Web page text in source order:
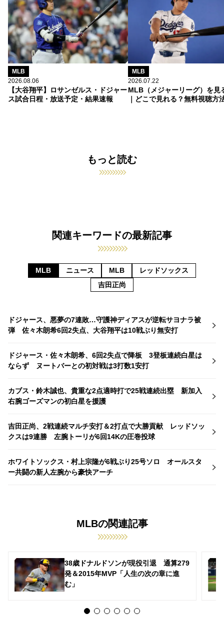
MLB
2026.08.06
【大谷翔平】ロサンゼルス・ドジャー
ス試合日程・放送予定・結果速報
MLB
2026.07.22
MLB（メジャーリーグ）を見
｜どこで見れる？無料視聴方
もっと読む
関連キーワードの最新記事
MLB ニュース MLB
レッドソックス
吉田正尚
ドジャース、悪夢の7連敗…守護神ディアスが逆転サヨナラ被
弾 佐々木朗希6回2失点、大谷翔平は10戦ぶり無安打
ドジャース・佐々木朗希、6回2失点で降板 3登板連続白星は
ならず ヌートバーとの初対戦は3打数1安打
カブス・鈴木誠也、貴重な2点適時打で25戦連続出塁 新加入
右腕ゴーズマンの初白星を援護
吉田正尚、2戦連続マルチ安打＆2打点で大勝貢献 レッドソッ
クスは9連勝 左腕トーリが6回14Kの圧巻投球
ホワイトソックス・村上宗隆が6戦ぶり25号ソロ オールスタ
ー共闘の新人左腕から豪快アーチ
MLBの関連記事
38歳ドナルドソンが現役引退 通算279
発＆2015年MVP「人生の次の章に進
む」